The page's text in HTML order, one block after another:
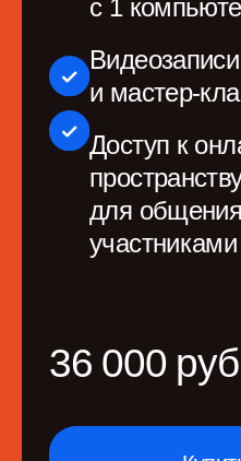
65 000 руб*
68 000 руб.
Получите доступ
к 2 конференциям
Купить билет